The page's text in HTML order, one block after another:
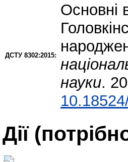
ДСТУ 8302:2015:
Основні
науки.
Дії